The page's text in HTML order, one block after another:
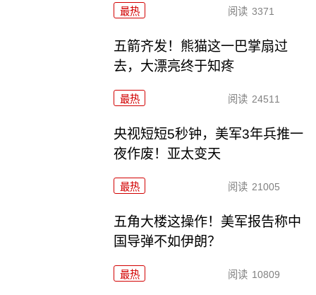
最热 阅读 3371
五箭齐发！熊猫这一巴掌扇过
去，大漂亮终于知疼
最热 阅读 24511
央视短短5秒钟，美军3年兵推一
夜作废！亚太变天
最热 阅读 21005
五角大楼这操作！美军报告称中
国导弹不如伊朗？
最热 阅读 10809